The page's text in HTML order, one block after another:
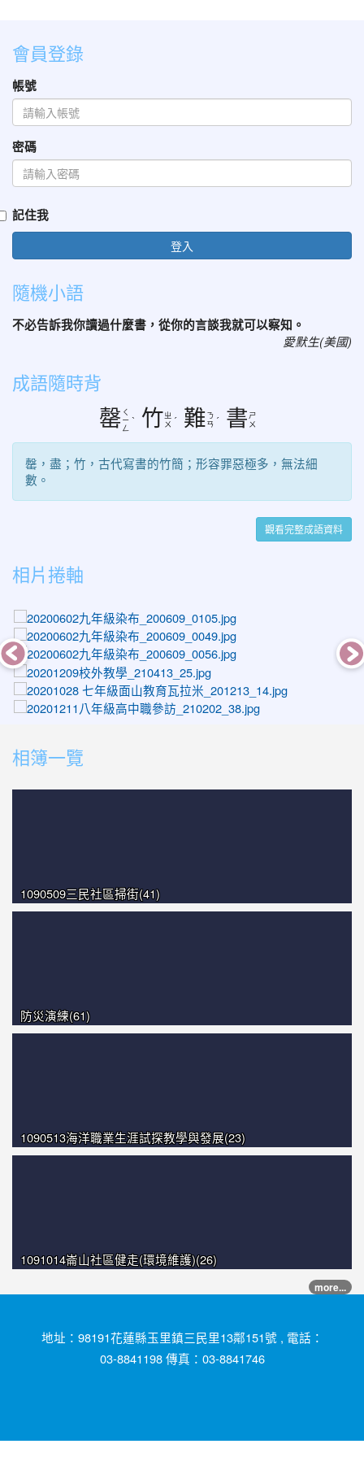
會員登錄
帳號
密碼
記住我
登入
隨機小語
不必告訴我你讀過什麼書，從你的言談我就可以察知。
愛默生(美國)
成語隨時背
罄 ㄑ
ㄧ
ㄥ
ˋ 竹 ㄓ
ㄨ ˊ 難 ㄋ
ㄢ ˊ 書 ㄕ
ㄨ
罄，盡；竹，古代寫書的竹簡；形容罪惡極多，無法細
數。
觀看完整成語資料
相片捲軸
photo-1485
photo-1351
photo-1542
photo-1207
photo-1391
相簿一覽
1090509三民社區掃街(41)
防災演練(61)
1090513海洋職業生涯試探教學與發展(23)
1091014崙山社區健走(環境維護)(26)
more...
地址：98191花蓮縣玉里鎮三民里13鄰151號 , 電話：
03-8841198 傳真：03-8841746